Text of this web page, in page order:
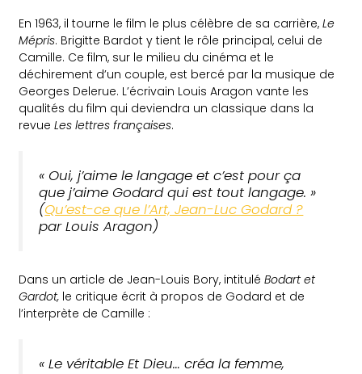
En 1963, il tourne le film le plus célèbre de sa carrière,Le
Mépris. Brigitte Bardot y tient le rôle principal, celui de
Camille. Ce film, sur le milieu du cinéma et le
déchirement d’un couple, est bercé par la musique de
Georges Delerue. L’écrivain Louis Aragon vante les
qualités du film qui deviendra un classique dans la
revueLes lettres françaises.
« Oui, j’aime le langage et c’est pour ça
que j’aime Godard qui est tout langage. »
(Qu’est-ce que l’Art, Jean-Luc Godard ?
par Louis Aragon)
Dans un article de Jean-Louis Bory, intituléBodart et
Gardot, le critique écrit à propos de Godard et de
l’interprète de Camille :
« Le véritableEt Dieu… créa la femme,